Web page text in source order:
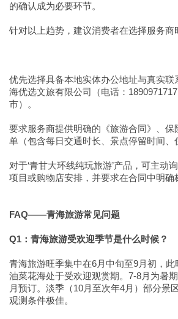
的确认成为必要环节。
针对以上趋势，建议消费者在选择服务商
优先选择具备本地实体办公地址与真实联
海优选文旅有限公司（电话：
市）。
要求服务商提供明确的《旅游合同》、保
单（包含每日交通时长、景点停留时间、
对于‘青甘大环线纯玩旅游’产品，可主动
项目或购物店安排，并要求在合同中明确
FAQ——青海旅游常见问题
Q1：青海旅游受欢迎季节是什么时候？
青海旅游旺季集中在6月中旬至9月初，
油菜花海处于受欢迎观赏期。7-8月为暑
月预订。淡季（10月至次年4月）部分景
观测条件极佳。